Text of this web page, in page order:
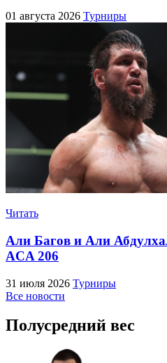
01 августа 2026 Турниры
Читать
Али Багов и Али
ACA 206
31 июля 2026 Турниры
Все новости
Полусредний вес